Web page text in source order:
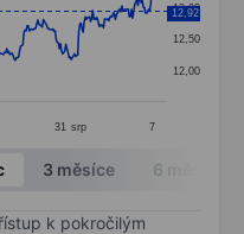
categories.
values. Data ranges
31 srp 7
12,00
12,50
13,00
12,92
3 měsíce 6 měsíců
k pokročilým